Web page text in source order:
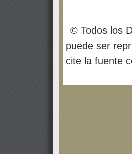
© Todos los
puede ser
cite la fuente